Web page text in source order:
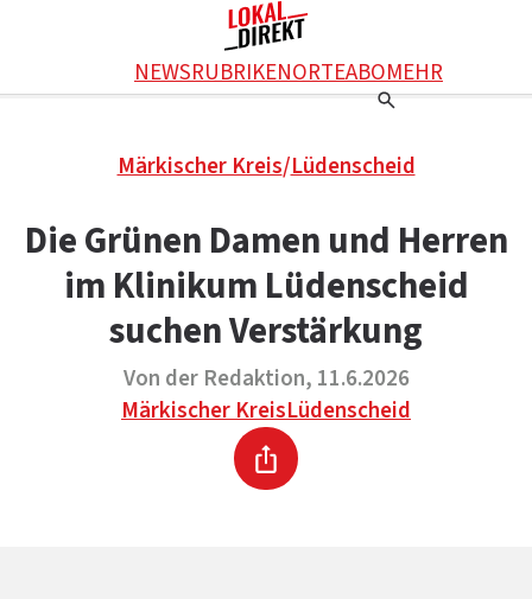
NEWSRUBRIKENORTEABOMEHR
Einstellungen
Werbung schalten
Kontakt
Das Team
RATGEBER
KONTAKT
DAS TEAM
ÜBER UNS
Märkischer Kreis/Lüdenscheid
Die Grünen Damen und Herren
im Klinikum Lüdenscheid
suchen Verstärkung
Von der Redaktion, 11.6.2026
Märkischer KreisLüdenscheid
Drucken